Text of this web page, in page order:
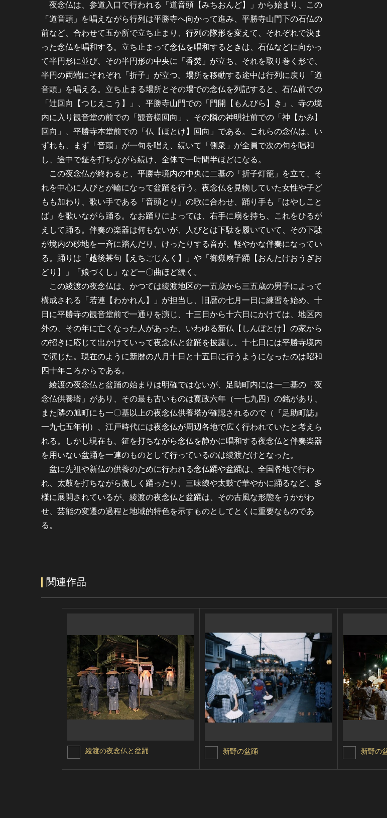
夜念仏は、参道入口で行われる「道音頭【みちおんど】」から始まり、この
「道音頭」を唱えながら行列は平勝寺へ向かって進み、平勝寺山門下の石仏の
前など、合わせて五か所で立ち止まり、行列の隊形を変えて、それぞれで決ま
った念仏を唱和する。立ち止まって念仏を唱和するときは、石仏などに向かっ
て半円形に並び、その半円形の中央に「香焚」が立ち、それを取り巻く形で、
半円の両端にそれぞれ「折子」が立つ。場所を移動する途中は行列に戻り「道
音頭」を唱える。立ち止まる場所とその場での念仏を列記すると、石仏前での
「辻回向【つじえこう】」、平勝寺山門での「門開【もんびら】き」、寺の境
内に入り観音堂の前での「観音様回向」、その隣の神明社前での「神【かみ】
回向」、平勝寺本堂前での「仏【ほとけ】回向」である。これらの念仏は、い
ずれも、まず「音頭」が一句を唱え、続いて「側衆」が全員で次の句を唱和
し、途中で鉦を打ちながら続け、全体で一時間半ほどになる。
この夜念仏が終わると、平勝寺境内の中央に二基の「折子灯籠」を立て、そ
れを中心に人びとが輪になって盆踊を行う。夜念仏を見物していた女性や子ど
もも加わり、歌い手である「音頭とり」の歌に合わせ、踊り手も「はやしこと
ば」を歌いながら踊る。なお踊りによっては、右手に扇を持ち、これをひるが
えして踊る。伴奏の楽器は何もないが、人びとは下駄を履いていて、その下駄
が境内の砂地を一斉に踏んだり、けったりする音が、軽やかな伴奏になってい
る。踊りは「越後甚句【えちごじんく】」や「御嶽扇子踊【おんたけおうぎお
どり】」「娘づくし」など一〇曲ほど続く。
この綾渡の夜念仏は、かつては綾渡地区の一五歳から三五歳の男子によって
構成される「若連【わかれん】」が担当し、旧暦の七月一日に練習を始め、十
日に平勝寺の観音堂前で一通りを演じ、十三日から十六日にかけては、地区内
外の、その年に亡くなった人があった、いわゆる新仏【しんぼとけ】の家から
の招きに応じて出かけていって夜念仏と盆踊を披露し、十七日には平勝寺境内
で演じた。現在のように新暦の八月十日と十五日に行うようになったのは昭和
四十年ころからである。
綾渡の夜念仏と盆踊の始まりは明確ではないが、足助町内には一二基の「夜
念仏供養塔」があり、その最も古いものは寛政六年（一七九四）の銘があり、
また隣の旭町にも一〇基以上の夜念仏供養塔が確認されるので（『足助町誌』
一九七五年刊）、江戸時代には夜念仏が周辺各地で広く行われていたと考えら
れる。しかし現在も、鉦を打ちながら念仏を静かに唱和する夜念仏と伴奏楽器
を用いない盆踊を一連のものとして行っているのは綾渡だけとなった。
盆に先祖や新仏の供養のために行われる念仏踊や盆踊は、全国各地で行わ
れ、太鼓を打ちながら激しく踊ったり、三味線や太鼓で華やかに踊るなど、多
様に展開されているが、綾渡の夜念仏と盆踊は、その古風な形態をうかがわ
せ、芸能の変遷の過程と地域的特色を示すものとしてとくに重要なものであ
る。
関連作品
綾渡の夜念仏と盆踊 新野の盆踊 新野の